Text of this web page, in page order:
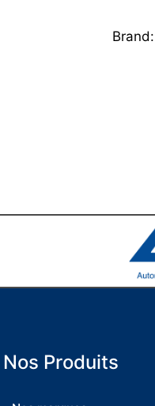
Brand:
Nos Produits